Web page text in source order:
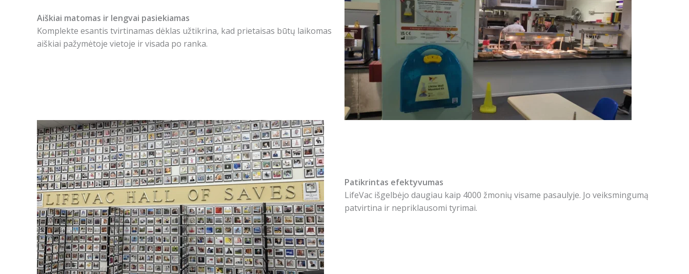
Aiškiai matomas ir lengvai pasiekiamas
Komplekte esantis tvirtinamas dėklas užtikrina, kad prietaisas būtų laikomas
aiškiai pažymėtoje vietoje ir visada po ranka.
Patikrintas efektyvumas
LifeVac išgelbėjo daugiau kaip 4000 žmonių visame pasaulyje. Jo veiksmingumą
patvirtina ir nepriklausomi tyrimai.